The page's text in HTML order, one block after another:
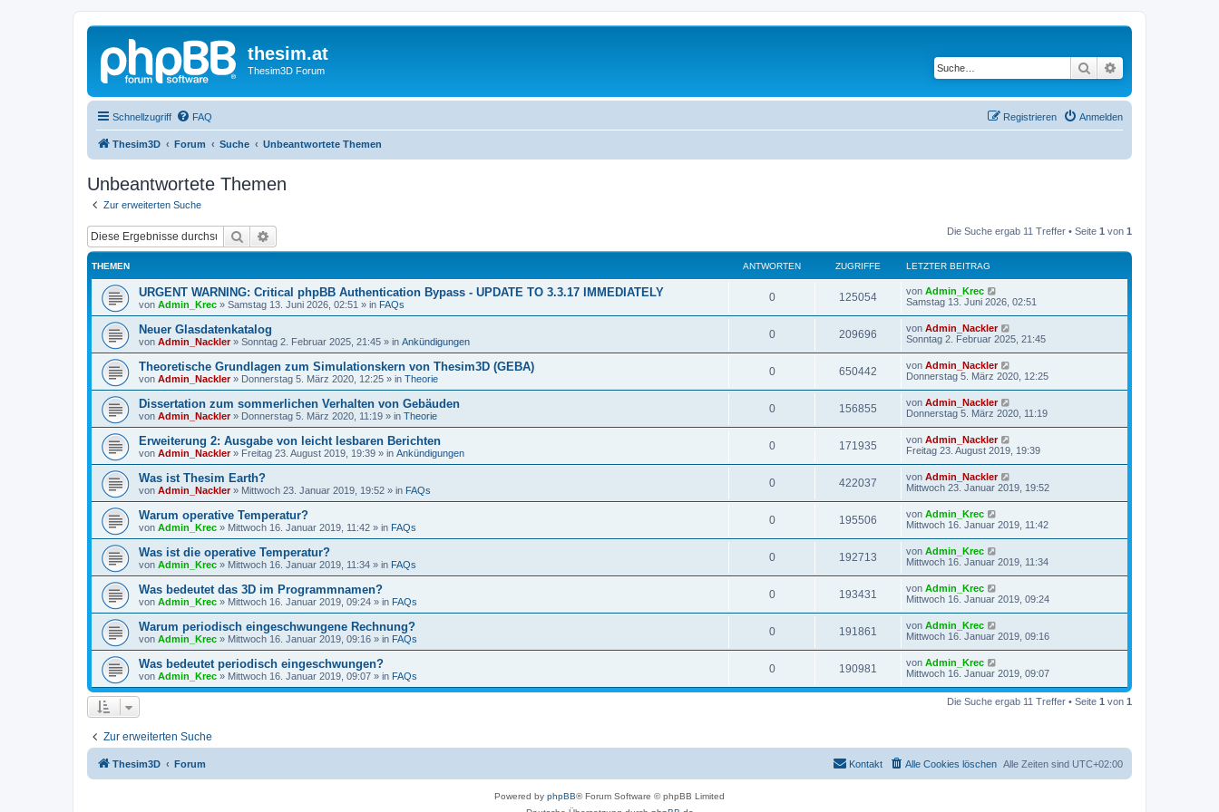
thesim.at
Thesim3D Forum Suche
Schnellzugriff FAQ Anmelden
Registrieren
Thesim3D Forum Suche Unbeantwortete Themen
Unbeantwortete Themen
Zur erweiterten Suche
Suche Die Suche ergab 11 Treffer • Seite 1 von 1
THEMEN ANTWORTEN ZUGRIFFE LETZTER BEITRAG
URGENT WARNING: Critical phpBB Authentication Bypass - UPDATE TO 3.3.17 IMMEDIATELY
von Admin_Krec » Samstag 13. Juni 2026, 02:51 » in FAQs
0 125054 von Admin_Krec
Samstag 13. Juni 2026, 02:51
Neuer Glasdatenkatalog
von Admin_Nackler» Sonntag 2. Februar 2025, 21:45 » in Ankündigungen
0 209696 von Admin_Nackler
Sonntag 2. Februar 2025, 21:45
Theoretische Grundlagen zum Simulationskern von Thesim3D (GEBA)
von Admin_Nackler» Donnerstag 5. März 2020, 12:25 » in Theorie
0 650442 von Admin_Nackler
Donnerstag 5. März 2020, 12:25
Dissertation zum sommerlichen Verhalten von Gebäuden
von Admin_Nackler» Donnerstag 5. März 2020, 11:19 » in Theorie
0 156855 von Admin_Nackler
Donnerstag 5. März 2020, 11:19
Erweiterung 2: Ausgabe von leicht lesbaren Berichten
von Admin_Nackler» Freitag 23. August 2019, 19:39 » in Ankündigungen
0 171935 von Admin_Nackler
Freitag 23. August 2019, 19:39
Was ist Thesim Earth?
von Admin_Nackler» Mittwoch 23. Januar 2019, 19:52 » in FAQs
0 422037 von Admin_Nackler
Mittwoch 23. Januar 2019, 19:52
Warum operative Temperatur?
von Admin_Krec » Mittwoch 16. Januar 2019, 11:42 » in FAQs
0 195506 von Admin_Krec
Mittwoch 16. Januar 2019, 11:42
Was ist die operative Temperatur?
von Admin_Krec » Mittwoch 16. Januar 2019, 11:34 » in FAQs
0 192713 von Admin_Krec
Mittwoch 16. Januar 2019, 11:34
Was bedeutet das 3D im Programmnamen?
von Admin_Krec » Mittwoch 16. Januar 2019, 09:24 » in FAQs
0 193431 von Admin_Krec
Mittwoch 16. Januar 2019, 09:24
Warum periodisch eingeschwungene Rechnung?
von Admin_Krec » Mittwoch 16. Januar 2019, 09:16 » in FAQs
0 191861 von Admin_Krec
Mittwoch 16. Januar 2019, 09:16
Was bedeutet periodisch eingeschwungen?
von Admin_Krec » Mittwoch 16. Januar 2019, 09:07 » in FAQs
0 190981 von Admin_Krec
Mittwoch 16. Januar 2019, 09:07
Die Suche ergab 11 Treffer • Seite 1 von 1
Zur erweiterten Suche
Thesim3D Forum Alle Zeiten sind UTC+02:00
Alle Cookies löschen
Kontakt
Powered by phpBB® Forum Software © phpBB Limited